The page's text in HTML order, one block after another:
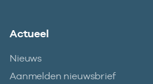
Actueel
Nieuws
Aanmelden nieuwsbrief